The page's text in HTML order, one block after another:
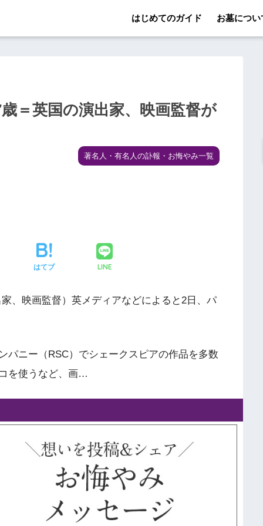
はじめてのガイド お墓につい
＝英国の演出家、映画監督が
著名人・有名人の訃報・お悔やみ一覧
はてブ LINE
、映画監督）英メディアなどによると2日、パ
パニー（RSC）でシェークスピアの作品を多数
を使うなど、画…